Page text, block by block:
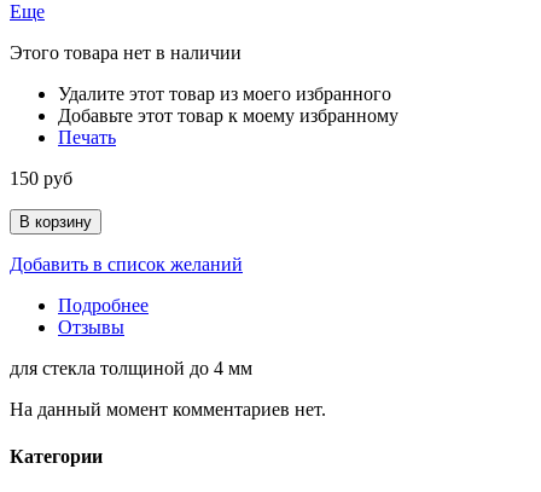
Еще
Этого товара нет в наличии
Удалите этот товар из моего избранного
Добавьте этот товар к моему избранному
Печать
150 руб
В корзину
Добавить в список желаний
Подробнее
Отзывы
для стекла толщиной до 4 мм
На данный момент комментариев нет.
Категории